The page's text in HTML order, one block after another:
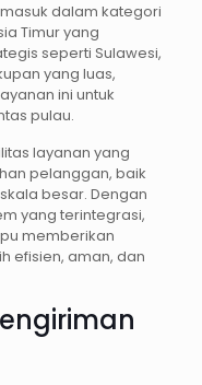
dalam kategori
Timur yang
seperti Sulawesi,
yang luas,
ini untuk
pulau.
layanan yang
pelanggan, baik
besar. Dengan
yang terintegrasi,
memberikan
efisien, aman, dan